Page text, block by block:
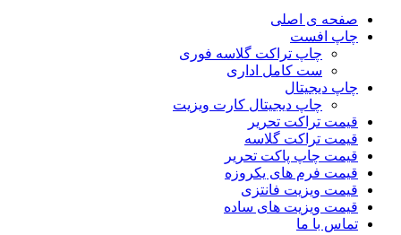
صفحه ی اصلی
چاپ افست
چاپ تراکت گلاسه فوری
ست کامل اداری
چاپ دیجیتال
چاپ دیجیتال کارت ویزیت
قیمت تراکت تحریر
قیمت تراکت گلاسه
قیمت چاپ پاکت تحریر
قیمت فرم های یکروزه
قیمت ویزیت فانتزی
قیمت ویزیت های ساده
تماس با ما